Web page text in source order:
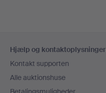
Hjælp og kontaktoplysninger
Kontakt supporten
Alle auktionshuse